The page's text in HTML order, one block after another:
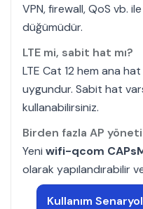
VPN, firewall, QoS vb.
düğümüdür.
LTE mi, sabit hat mı?
LTE Cat 12 hem ana
uygundur. Sabit hat
kullanabilirsiniz.
Birden fazla AP
Yeni wifi-qcom
olarak yapılandırabilir
Kullanım